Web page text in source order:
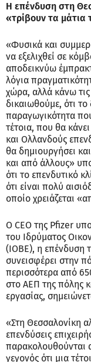
Η επένδυση στη
«τρίβουν τα μάτια
«Φυσικά και
να εξελιχθεί σε
αποδεικνύω
λόγια
χώρα, αλλά κάνω
δικαιωθούμε, ότι
παραγωγικότητα
τέτοια, που θα
και Ολλανδούς
θα δημιουργήσει
και από άλλους»
ότι το επενδυτικό
ότι είναι πολύ
οποίο χρειάζεται
Ο CEO της Pfizer
του Ιδρύματος
(ΙΟΒΕ), η επένδυση
συνεισφέρει στην
περισσότερα από
στο ΑΕΠ της πόλης
εργασίας,
«Στη Θεσσαλονίκη
επενδύσεις
παρακολουθούνται
γεγονός ότι μια